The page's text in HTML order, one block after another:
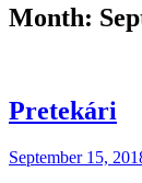
Month:
Pretekári
September 15,